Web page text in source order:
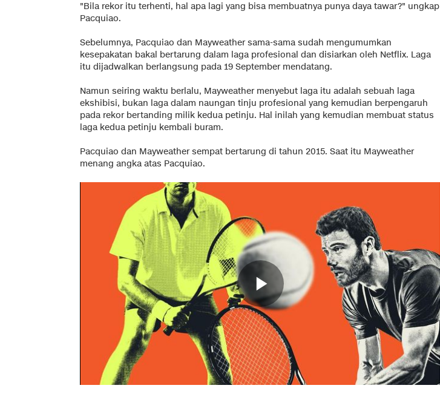
"Bila rekor itu terhenti, hal apa lagi yang bisa membuatnya punya daya tawar?" ungkap
Pacquiao.
Sebelumnya, Pacquiao dan Mayweather sama-sama sudah mengumumkan
kesepakatan bakal bertarung dalam laga profesional dan disiarkan oleh Netflix. Laga
itu dijadwalkan berlangsung pada 19 September mendatang.
Namun seiring waktu berlalu, Mayweather menyebut laga itu adalah sebuah laga
ekshibisi, bukan laga dalam naungan tinju profesional yang kemudian berpengaruh
pada rekor bertanding milik kedua petinju. Hal inilah yang kemudian membuat status
laga kedua petinju kembali buram.
Pacquiao dan Mayweather sempat bertarung di tahun 2015. Saat itu Mayweather
menang angka atas Pacquiao.